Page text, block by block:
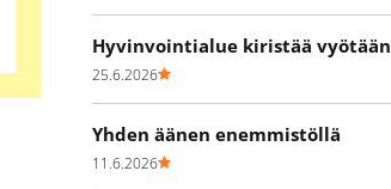
Hyvinvointialue kiristää vyötään
25.6.2026
Yhden äänen enemmistöllä
11.6.2026